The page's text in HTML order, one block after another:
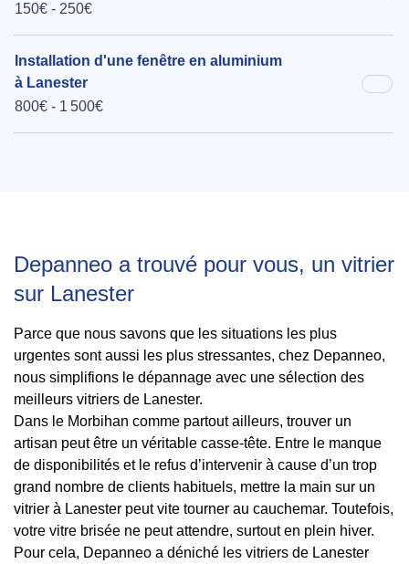
150€ - 250€
Installation d'une fenêtre en aluminium
à Lanester
800€ - 1 500€
Depanneo a trouvé pour vous, un vitrier
sur Lanester
Parce que nous savons que les situations les plus
urgentes sont aussi les plus stressantes, chez Depanneo,
nous simplifions le dépannage avec une sélection des
meilleurs vitriers de Lanester.
Dans le Morbihan comme partout ailleurs, trouver un
artisan peut être un véritable casse-tête. Entre le manque
de disponibilités et le refus d’intervenir à cause d’un trop
grand nombre de clients habituels, mettre la main sur un
vitrier à Lanester peut vite tourner au cauchemar. Toutefois,
votre vitre brisée ne peut attendre, surtout en plein hiver.
Pour cela, Depanneo a déniché les vitriers de Lanester